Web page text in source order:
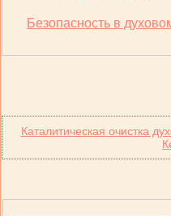
Безопасность в
Каталитическая очистка